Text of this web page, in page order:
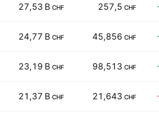
27,53 B CHF 257,5 CHF
24,77 B CHF 45,856 CHF
23,19 B CHF 98,513 CHF
21,37 B CHF 21,643 CHF